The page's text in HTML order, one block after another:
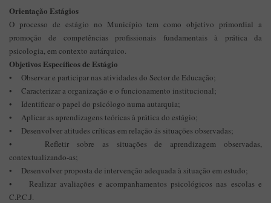
Orientação Estágios
O processo de estágio no Município tem como objetivo primordial a
promoção de competências profissionais fundamentais à prática da
psicologia, em contexto autárquico.
Objetivos Específicos de Estágio
• Observar e participar nas atividades do Sector de Educação;
• Caracterizar a organização e o funcionamento institucional;
• Identificar o papel do psicólogo numa autarquia;
• Aplicar as aprendizagens teóricas à prática do estágio;
• Desenvolver atitudes críticas em relação ás situações observadas;
• Refletir sobre as situações de aprendizagem observadas,
contextualizando-as;
• Desenvolver proposta de intervenção adequada à situação em estudo;
• Realizar avaliações e acompanhamentos psicológicos nas escolas e
C.P.C.J.